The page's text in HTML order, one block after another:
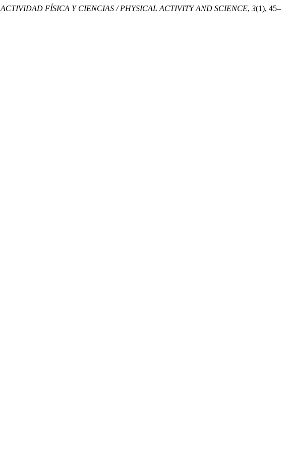
ACTIVIDAD FÍSICA Y CIENCIAS / PHYSICAL ACTIVITY AND SCIENCE, 3(1), 45–